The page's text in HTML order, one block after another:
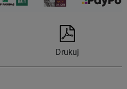
Drukuj